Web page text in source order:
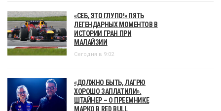
«СЕБ, ЭТО ГЛУПО!» ПЯТЬ
ЛЕГЕНДАРНЫХ МОМЕНТОВ В
ИСТОРИИ ГРАН ПРИ
МАЛАЙЗИИ
Сегодня в 9:02
«ДОЛЖНО БЫТЬ, ЛАГРЮ
ХОРОШО ЗАПЛАТИЛИ».
ШТАЙНЕР – О ПРЕЕМНИКЕ
МАРКО В RED BULL